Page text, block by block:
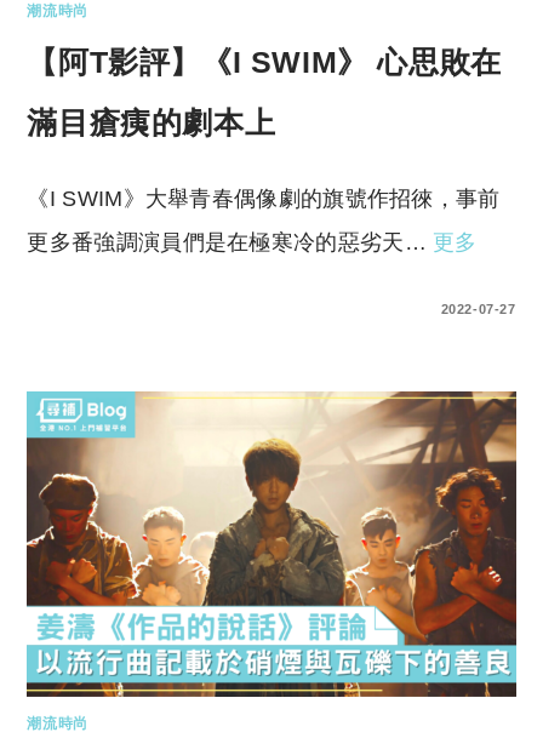
潮流時尚
【阿T影評】《I SWIM》 心思敗在
滿目瘡痍的劇本上
《I SWIM》大舉青春偶像劇的旗號作招徠，事前
更多番強調演員們是在極寒冷的惡劣天… 更多
2022-07-27
潮流時尚